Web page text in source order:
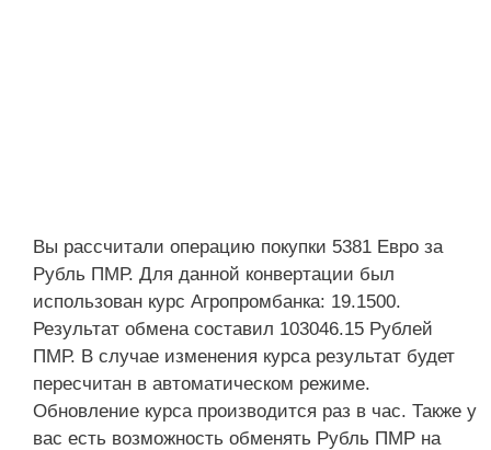
Вы рассчитали операцию покупки 5381 Евро за
Рубль ПМР. Для данной конвертации был
использован курс Агропромбанка: 19.1500.
Результат обмена составил 103046.15 Рублей
ПМР. В случае изменения курса результат будет
пересчитан в автоматическом режиме.
Обновление курса производится раз в час. Также у
вас есть возможность обменять Рубль ПМР на